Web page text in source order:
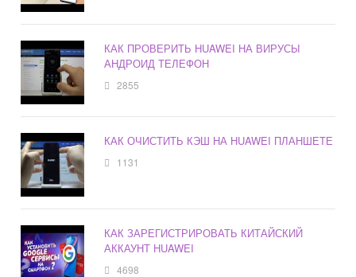
КАК ПРОВЕРИТЬ HUAWEI НА ВИРУСЫ
АНДРОИД ТЕЛЕФОН
2855
КАК ОЧИСТИТЬ КЭШ НА HUAWEI ПЛАНШЕТЕ
1131
КАК ЗАРЕГИСТРИРОВАТЬ КИТАЙСКИЙ
АККАУНТ HUAWEI
4698